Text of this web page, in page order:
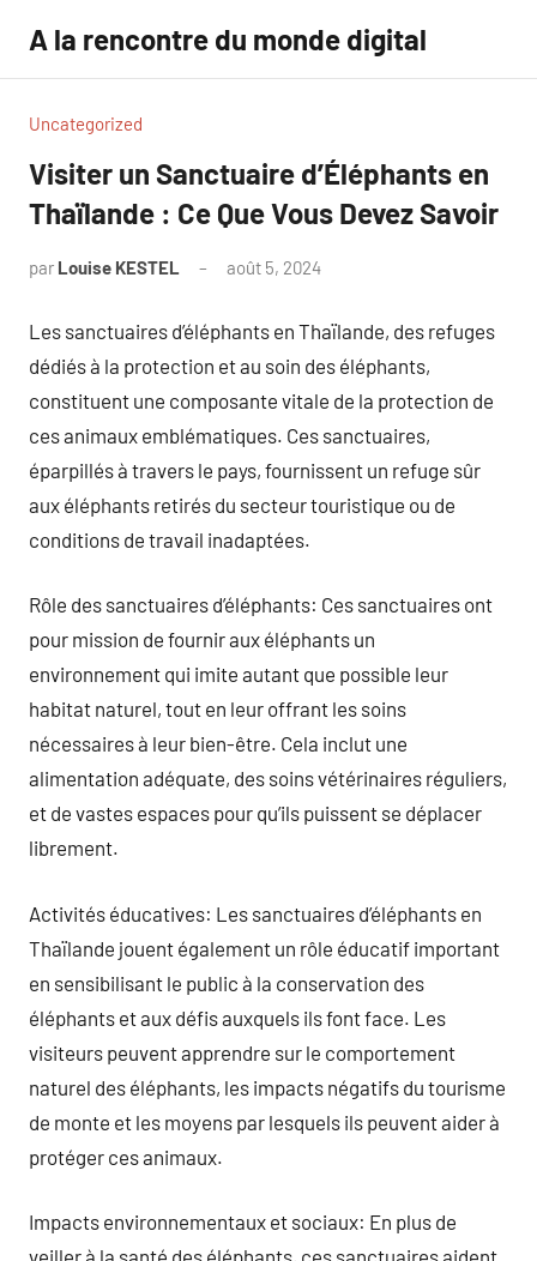
contenu
A la rencontre du monde digital
Uncategorized
Visiter un Sanctuaire d’Éléphants en
Thaïlande : Ce Que Vous Devez Savoir
par Louise KESTEL août 5, 2024
Les sanctuaires d’éléphants en Thaïlande, des refuges
dédiés à la protection et au soin des éléphants,
constituent une composante vitale de la protection de
ces animaux emblématiques. Ces sanctuaires,
éparpillés à travers le pays, fournissent un refuge sûr
aux éléphants retirés du secteur touristique ou de
conditions de travail inadaptées.
Rôle des sanctuaires d’éléphants: Ces sanctuaires ont
pour mission de fournir aux éléphants un
environnement qui imite autant que possible leur
habitat naturel, tout en leur offrant les soins
nécessaires à leur bien-être. Cela inclut une
alimentation adéquate, des soins vétérinaires réguliers,
et de vastes espaces pour qu’ils puissent se déplacer
librement.
Activités éducatives: Les sanctuaires d’éléphants en
Thaïlande jouent également un rôle éducatif important
en sensibilisant le public à la conservation des
éléphants et aux défis auxquels ils font face. Les
visiteurs peuvent apprendre sur le comportement
naturel des éléphants, les impacts négatifs du tourisme
de monte et les moyens par lesquels ils peuvent aider à
protéger ces animaux.
Impacts environnementaux et sociaux: En plus de
veiller à la santé des éléphants, ces sanctuaires aident